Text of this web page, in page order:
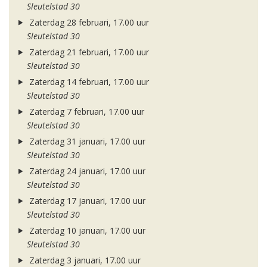
Sleutelstad 30
Zaterdag 28 februari, 17.00 uur
Sleutelstad 30
Zaterdag 21 februari, 17.00 uur
Sleutelstad 30
Zaterdag 14 februari, 17.00 uur
Sleutelstad 30
Zaterdag 7 februari, 17.00 uur
Sleutelstad 30
Zaterdag 31 januari, 17.00 uur
Sleutelstad 30
Zaterdag 24 januari, 17.00 uur
Sleutelstad 30
Zaterdag 17 januari, 17.00 uur
Sleutelstad 30
Zaterdag 10 januari, 17.00 uur
Sleutelstad 30
Zaterdag 3 januari, 17.00 uur